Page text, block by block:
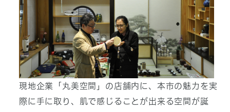
現地企業「丸美空間」の店舗内に、本市の魅力を実
際に手に取り、肌で感じることが出来る空間が誕